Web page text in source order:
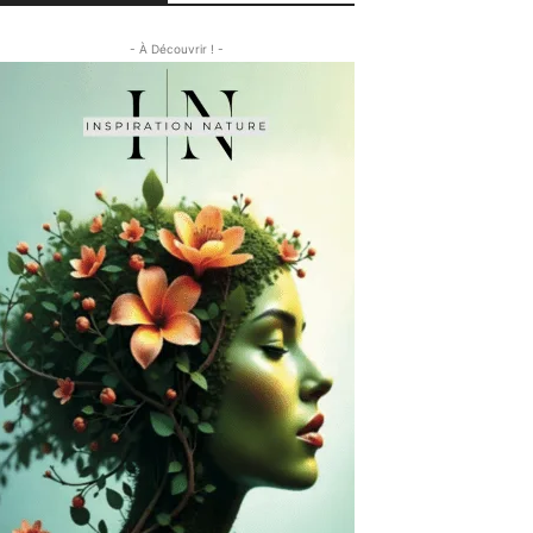
- À Découvrir ! -